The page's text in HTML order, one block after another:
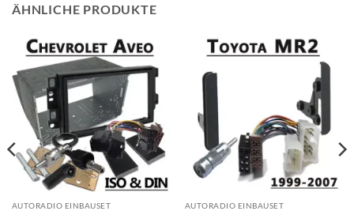
ÄHNLICHE PRODUKTE
AUTORADIO EINBAUSET AUTORADIO EINBAUSET